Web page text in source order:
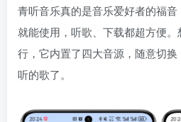
青听音乐真的是音乐爱好者的福
就能使用，听歌、下载都超方便
行，它内置了四大音源，随意切
听的歌了。